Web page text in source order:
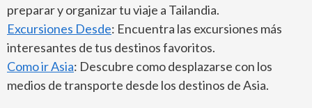
preparar y organizar tu viaje a Tailandia.
Excursiones Desde: Encuentra las excursiones más
interesantes de tus destinos favoritos.
Como ir Asia: Descubre como desplazarse con los
medios de transporte desde los destinos de Asia.